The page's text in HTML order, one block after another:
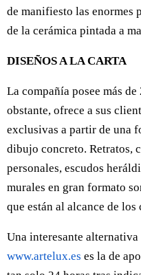
de manifiesto las enormes
de la cerámica pintada a
DISEÑOS A LA CARTA
La compañía posee más
obstante, ofrece a sus
exclusivas a partir de una
dibujo concreto. Retratos,
personales, escudos
murales en gran formato
que están al alcance de los
Una interesante
www.artelux.es es la de